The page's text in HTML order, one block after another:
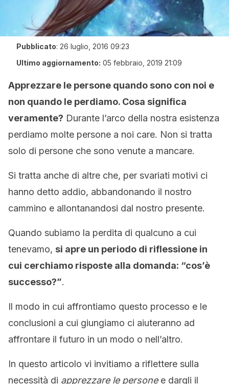
Pubblicato: 26 luglio, 2016 09:23
Ultimo aggiornamento: 05 febbraio, 2019 21:09
Apprezzare le persone quando sono con noi e
non quando le perdiamo. Cosa significa
veramente? Durante l’arco della nostra esistenza
perdiamo molte persone a noi care. Non si tratta
solo di persone che sono venute a mancare.
Si tratta anche di altre che, per svariati motivi ci
hanno detto addio, abbandonando il nostro
cammino e allontanandosi dal nostro presente.
Quando subiamo la perdita di qualcuno a cui
tenevamo, si apre un periodo di riflessione in
cui cerchiamo risposte alla domanda: “cos’è
successo?”.
Il modo in cui affrontiamo questo processo e le
conclusioni a cui giungiamo ci aiuteranno ad
affrontare il futuro in un modo o nell’altro.
In questo articolo vi invitiamo a riflettere sulla
necessità di apprezzare le personee dargli il